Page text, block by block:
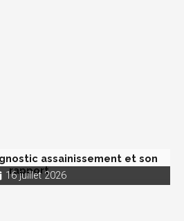
assainissement et son
rapport
16 juillet 2026